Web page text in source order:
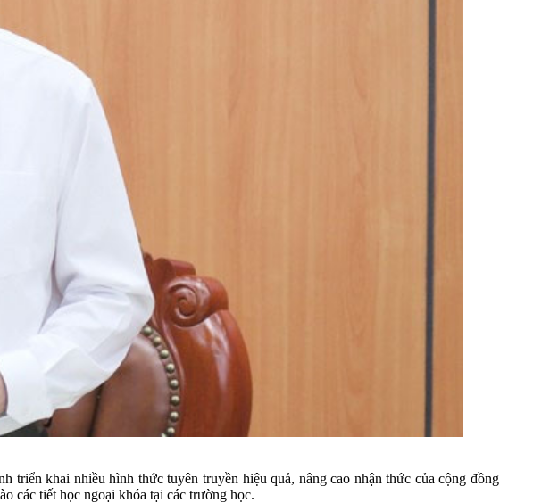
triển khai nhiều hình thức tuyên truyền hiệu quả, nâng cao nhận thức của cộng đồng
các tiết học ngoại khóa tại các trường học.